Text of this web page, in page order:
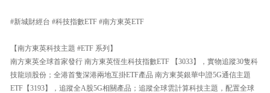
#新城財經台 #科技指數ETF #南方東英ETF
【南方東英科技主題 #ETF 系列】
南方東英全球首家發行 南方東英恆生科技指數ETF 【3033】，實物追蹤30隻科
技龍頭股份；全港首隻深港兩地互掛ETF產品 南方東英銀華中證5G通信主題
ETF【3193】，追蹤全A股5G相關產品；追蹤全球雲計算科技主題，配置全球